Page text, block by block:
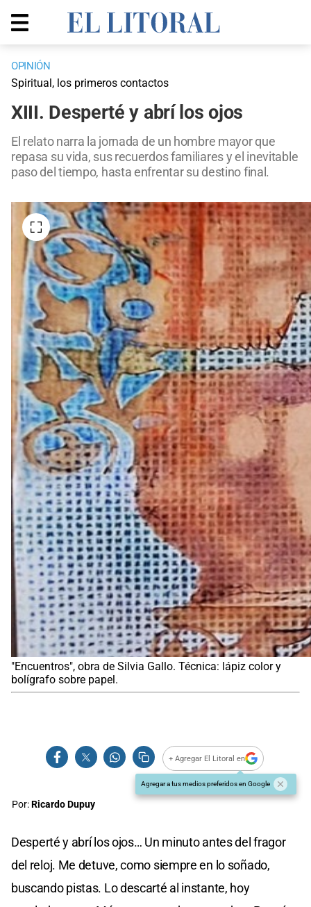
OPINIÓN
Spiritual, los primeros contactos
XIII. Desperté y abrí los ojos
El relato narra la jornada de un hombre mayor que
repasa su vida, sus recuerdos familiares y el inevitable
paso del tiempo, hasta enfrentar su destino final.
"Encuentros", obra de Silvia Gallo. Técnica: lápiz color y
bolígrafo sobre papel.
+ Agregar El Litoral en
Agregar a tus medios preferidos en Google
Por:Ricardo Dupuy
Desperté y abrí los ojos… Un minuto antes del fragor
del reloj. Me detuve, como siempre en lo soñado,
buscando pistas. Lo descarté al instante, hoy